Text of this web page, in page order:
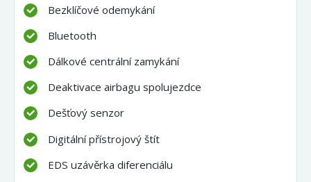
Bezklíčové odemykání
Bluetooth
Dálkové centrální zamykání
Deaktivace airbagu spolujezdce
Dešťový senzor
Digitální přístrojový štít
EDS uzávěrka diferenciálu